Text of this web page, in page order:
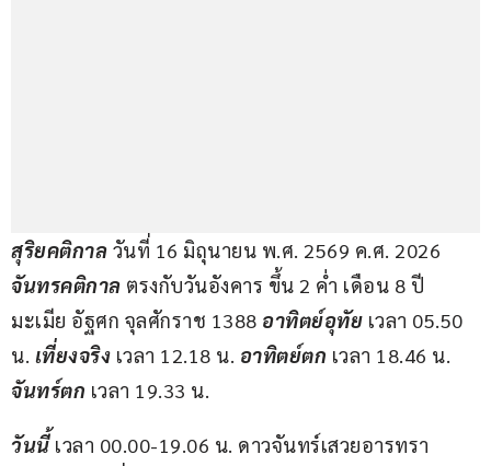
สุริยคติกาล วันที่ 16 มิถุนายน พ.ศ. 2569 ค.ศ. 2026
จันทรคติกาล ตรงกับวันอังคาร ขึ้น 2 ค่ำ เดือน 8 ปี
มะเมีย อัฐศก จุลศักราช 1388 อาทิตย์อุทัย เวลา 05.50
น. เที่ยงจริง เวลา 12.18 น. อาทิตย์ตก เวลา 18.46 น.
จันทร์ตก เวลา 19.33 น.
วันนี้ เวลา 00.00-19.06 น. ดาวจันทร์เสวยอารทรา